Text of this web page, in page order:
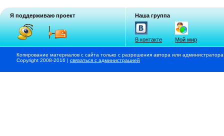
Я поддерживаю проект Наша группа
В контакте Мой мир
Копирование материалов с сайта только с разрешения автора или
Copyright 2008-2016 | связаться с администрацией